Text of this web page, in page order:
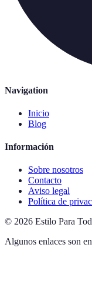
Navigation
Inicio
Blog
Información
Sobre nosotros
Contacto
Aviso legal
Política de
© 2026 Estilo Para
Algunos enlaces son